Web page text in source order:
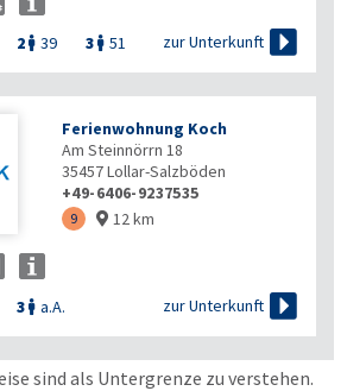
2  39 3  51 zur Unterkunft 
Ferienwohnung Koch
Am Steinnörrn 18
35457Lollar-Salzböden
+49-6406-9237535
9  12 km
3  a.A. zur Unterkunft 
sind als Untergrenze zu verstehen.